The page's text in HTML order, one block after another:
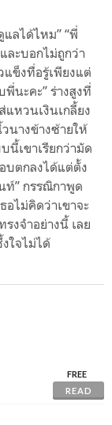
ลได้ไหม” “พี่
ละบอกไม่ถูกว่า
ข็งทื่อรู้เพียงแต่
นะคะ” ร่างสูงที่
แหวนเงินเกลี้ยง
นางข้างซ้ายให้
นี้เขาเรียกว่ามัด
บตกลงได้แต่ตั้ง
ท์” กรรณิกาพูด
อไม่คิดว่าเขาจะ
งจำอย่างนี้ เลย
ใจไม่ได้
FREE
READ